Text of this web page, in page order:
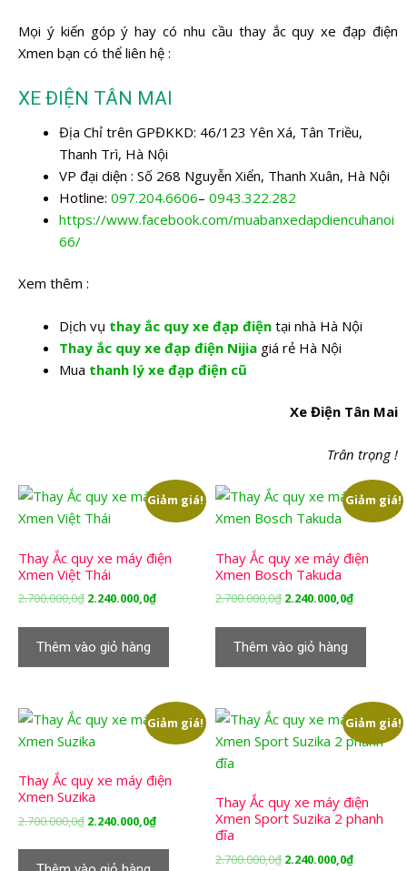
Mọi ý kiến góp ý hay có nhu cầu thay ắc quy xe đạp điện
Xmen bạn có thể liên hệ :
XE ĐIỆN TÂN MAI
Địa Chỉ trên GPĐKKD: 46/123 Yên Xá, Tân Triều,
Thanh Trì, Hà Nội
VP đại diện : Số 268 Nguyễn Xiển, Thanh Xuân, Hà Nội
Hotline: 097.204.6606– 0943.322.282
https://www.facebook.com/muabanxedapdiencuhanoi
66/
Xem thêm :
Dịch vụ thay ắc quy xe đạp điện tại nhà Hà Nội
Thay ắc quy xe đạp điện Nijia giá rẻ Hà Nội
Mua thanh lý xe đạp điện cũ
Xe Điện Tân Mai
Trân trọng !
Giảm giá!
Thay Ắc quy xe máy điện
Xmen Việt Thái
2.700.000,0₫ Giá
2.700.000,0₫.
2.240.000,0₫Giá
2.240.000,0₫.
Thêm vào giỏ hàng
Giảm giá!
Thay Ắc quy xe máy điện
Xmen Bosch Takuda
2.700.000,0₫ Giá
2.700.000,0₫.
2.240.000,0₫Giá
Thêm vào giỏ hàng
Giảm giá!
Thay Ắc quy xe máy điện
Xmen Suzika
2.700.000,0₫ Giá
2.240.000,0₫Giá
Giảm giá!
Thay Ắc quy xe máy điện
Xmen Sport Suzika 2 phanh
đĩa
2.700.000,0₫ Giá
2.240.000,0₫Giá